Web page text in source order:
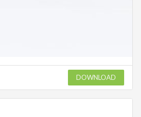
DOWNLOAD